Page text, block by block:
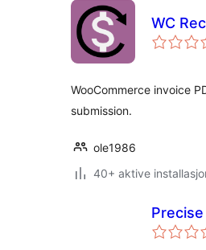
WC
WooCommerce invoice
submission.
ole1986
40+ aktive